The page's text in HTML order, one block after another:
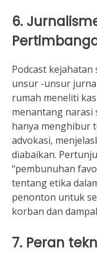
6.
Podcast
unsur -unsur
rumah meneliti
menantang narasi
hanya menghibur
advokasi,
diabaikan.
“pembunuhan
tentang etika
penonton untuk
korban dan
7. Peran